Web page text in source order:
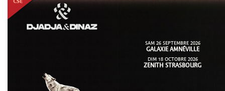
SAM 26 SEPTEMBRE 2026
GALAXIE AMNÉVILLE
DIM 18 OCTOBRE 2026
ZENITH STRASBOURG